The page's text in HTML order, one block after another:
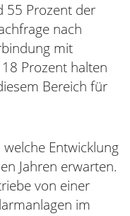
55 Prozent der
nach
mit
Prozent halten
Bereich für
Entwicklung
Jahren erwarten.
von einer
im